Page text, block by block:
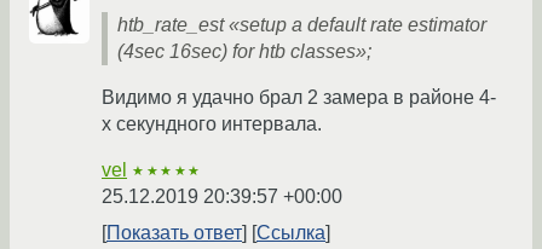
htb_rate_est «setup a default rate estimator
(4sec 16sec) for htb classes»;
Видимо я удачно брал 2 замера в районе 4-
х секундного интервала.
vel ★★★★★
25.12.2019 20:39:57 +00:00
Показать ответ
Ссылка